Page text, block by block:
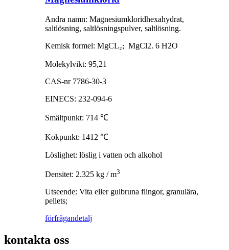
Andra namn: Magnesiumkloridhexahydrat,
saltlösning, saltlösningspulver, saltlösning.
Kemisk formel: MgCL₂; MgCl2. 6 H2O
Molekylvikt: 95,21
CAS-nr 7786-30-3
EINECS: 232-094-6
Smältpunkt: 714 ℃
Kokpunkt: 1412 ℃
Löslighet: löslig i vatten och alkohol
Densitet: 2.325 kg / m3
Utseende: Vita eller gulbruna flingor, granulära,
pellets;
förfrågandetalj
kontakta oss